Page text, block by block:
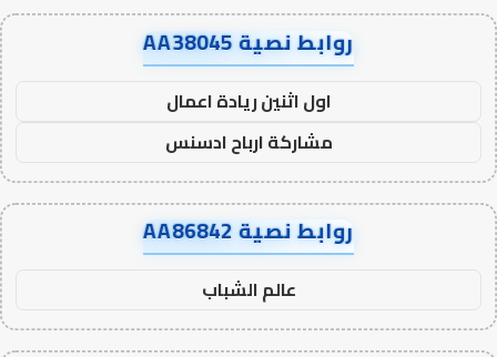
روابط نصية AA38045
اول اثنين ريادة اعمال
مشاركة ارباح ادسنس
روابط نصية AA86842
عالم الشباب